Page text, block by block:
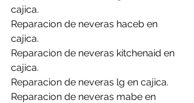
cajica.
Reparacion de neveras haceb en
cajica.
Reparacion de neveras kitchenaid en
cajica.
Reparacion de neveras lg en cajica.
Reparacion de neveras mabe en